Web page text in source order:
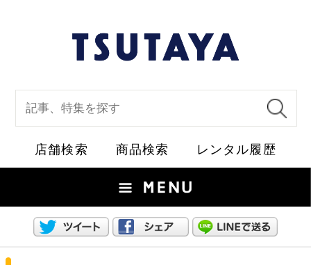
店舗検索 商品検索